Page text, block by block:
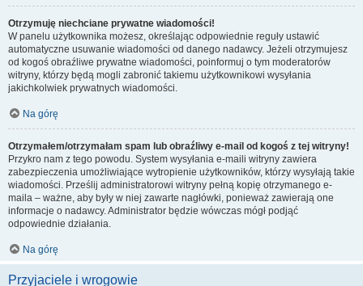
Otrzymuję niechciane prywatne wiadomości!
W panelu użytkownika możesz, określając odpowiednie reguły ustawić
automatyczne usuwanie wiadomości od danego nadawcy. Jeżeli otrzymujesz
od kogoś obraźliwe prywatne wiadomości, poinformuj o tym moderatorów
witryny, którzy będą mogli zabronić takiemu użytkownikowi wysyłania
jakichkolwiek prywatnych wiadomości.
Na górę
Otrzymałem/otrzymałam spam lub obraźliwy e-mail od kogoś z tej witryny!
Przykro nam z tego powodu. System wysyłania e-maili witryny zawiera
zabezpieczenia umożliwiające wytropienie użytkowników, którzy wysyłają takie
wiadomości. Prześlij administratorowi witryny pełną kopię otrzymanego e-
maila – ważne, aby były w niej zawarte nagłówki, ponieważ zawierają one
informacje o nadawcy. Administrator będzie wówczas mógł podjąć
odpowiednie działania.
Na górę
Przyjaciele i wrogowie